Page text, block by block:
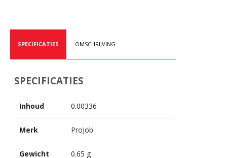
SPECIFICATIES OMSCHRIJVING
SPECIFICATIES
Inhoud 0.00336
Merk ProJob
Gewicht 0.65 g